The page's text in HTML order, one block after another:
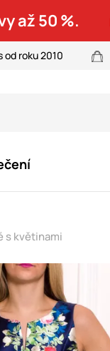
až 50 %.
od roku 2010
s květinami